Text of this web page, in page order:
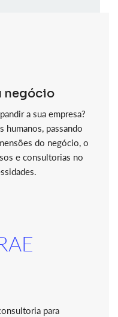
negócio
a sua empresa?
humanos, passando
do negócio, o
e consultorias no
para